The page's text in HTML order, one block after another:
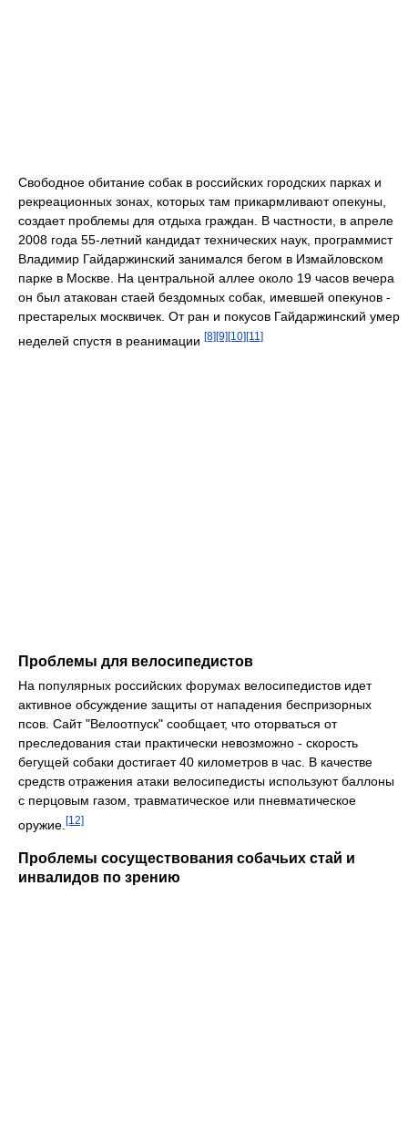
Свободное обитание собак в российских городских парках и
рекреационных зонах, которых там прикармливают опекуны,
создает проблемы для отдыха граждан. В частности, в апреле
2008 года 55-летний кандидат технических наук, программист
Владимир Гайдаржинский занимался бегом в Измайловском
парке в Москве. На центральной аллее около 19 часов вечера
он был атакован стаей бездомных собак, имевшей опекунов -
престарелых москвичек. От ран и покусов Гайдаржинский умер
неделей спустя в реанимации [8] [9] [10] [11]
Проблемы для велосипедистов
На популярных российских форумах велосипедистов идет
активное обсуждение защиты от нападения беспризорных
псов. Сайт "Велоотпуск" сообщает, что оторваться от
преследования стаи практически невозможно - скорость
бегущей собаки достигает 40 километров в час. В качестве
средств отражения атаки велосипедисты используют баллоны
с перцовым газом, травматическое или пневматическое
оружие. [12]
Проблемы сосуществования собачьих стай и
инвалидов по зрению